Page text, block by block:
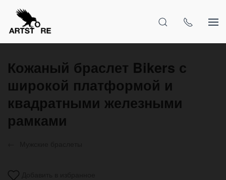
Кожаный браслет Bikers с
широкой платформой и
квадратными железными
рамками